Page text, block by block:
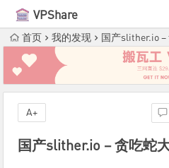
VPShare
首页 我的发现 国产slither.io
国产slither.io – 贪吃蛇
A+